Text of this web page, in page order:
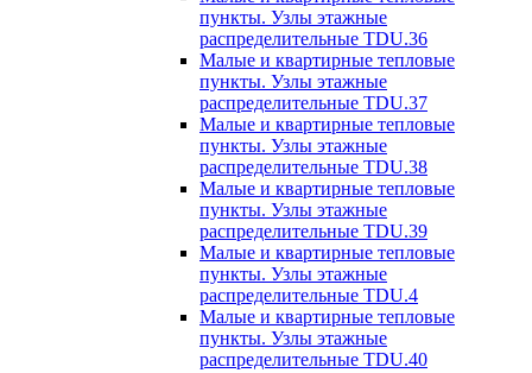
пункты. Узлы этажные
распределительные TDU.36
Малые и квартирные тепловые
пункты. Узлы этажные
распределительные TDU.37
Малые и квартирные тепловые
пункты. Узлы этажные
распределительные TDU.38
Малые и квартирные тепловые
пункты. Узлы этажные
распределительные TDU.39
Малые и квартирные тепловые
пункты. Узлы этажные
распределительные TDU.4
Малые и квартирные тепловые
пункты. Узлы этажные
распределительные TDU.40